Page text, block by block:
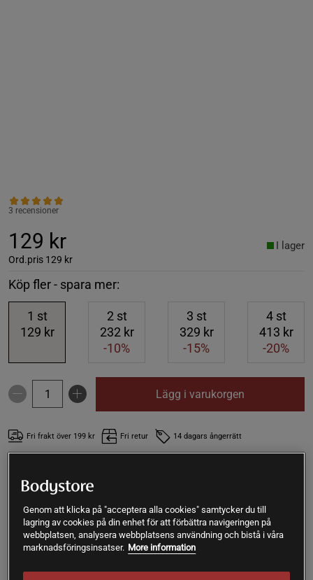
3 recensioner
129 kr
Ord.pris 129 kr
I lager
Köp fler - spara mer:
1 st
129 kr
2 st
232 kr
-10%
3 st
329 kr
-15%
4st
413 kr
-20%
Lägg i varukorgen
Fri frakt över 199 kr Fri retur 14 dagars ångerrätt
Vitamin C spelar en central roll i många kroppsliga
funktioner. Vi kan själva inte producera detta vitamin så det
måste tillföras utifrån. Pureness har tagit fram kapslar med
hela 3980 mg vitamin C per kapsel. Denna produkt är helt
Genom att klicka på "acceptera alla cookies" samtycker du till
lagring av cookies på din enhet för att förbättra navigeringen på
webbplatsen, analysera webbplatsens användning och bistå i våra
marknadsföringsinsatser. More information